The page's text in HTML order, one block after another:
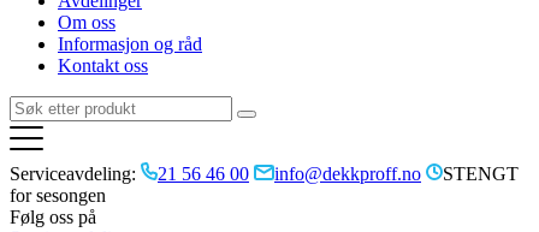
Om oss
Informasjon og råd
Kontakt oss
Serviceavdeling: 21 56 46 00 info@dekkproff.no
STENGT
for sesongen
Følg oss på